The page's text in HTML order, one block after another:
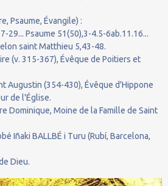
Psaume, Évangile) :
29... Psaume 51(50),3-4.5-6ab.11.16...
saint Matthieu 5,43-48.
(v. 315-367), Évêque de Poitiers et
Augustin (354-430), Évêque d'Hippone
de l'Église.
Dominique, Moine de la Famille de Saint
Iñaki BALLBÉ i Turu (Rubí, Barcelona,
Dieu.